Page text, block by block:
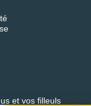
et vos filleuls